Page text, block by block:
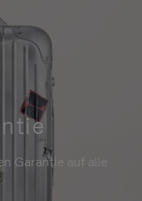
Garantie auf alle